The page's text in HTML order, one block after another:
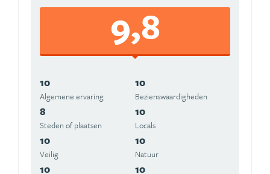
9,8
10
Algemene ervaring
10
Beziens­waardigheden
8
Steden of plaatsen
10
Locals
10
Veilig
10
Natuur
10 10